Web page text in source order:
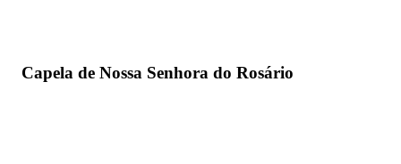
Capela de Nossa Senhora do Rosário